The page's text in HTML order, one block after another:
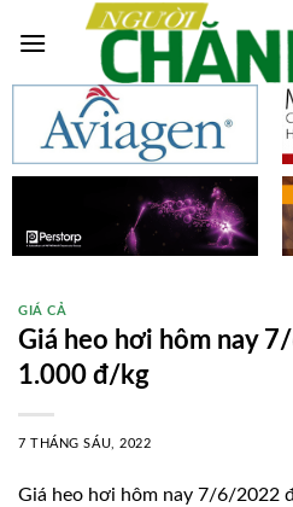
GIÁ CẢ
Giá heo hơi hôm nay
1.000 đ/kg
7 THÁNG SÁU, 2022
Giá heo hơi hôm nay 7/6/2022